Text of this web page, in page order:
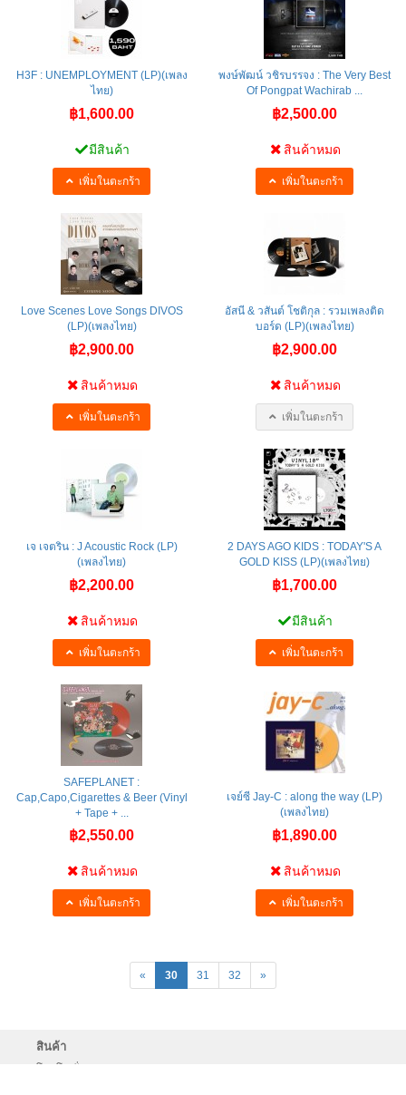
H3F : UNEMPLOYMENT (LP)(เพลง
ไทย)
฿1,600.00
มีสินค้า
เพิ่มในตะกร้า
พงษ์พัฒน์ วชิรบรรจง : The Very Best
Of Pongpat Wachirab ...
฿2,500.00
สินค้าหมด
เพิ่มในตะกร้า
Love Scenes Love Songs DIVOS
(LP)(เพลงไทย)
฿2,900.00
สินค้าหมด
เพิ่มในตะกร้า
อัสนี & วสันต์ โชติกุล : รวมเพลงติด
บอร์ด (LP)(เพลงไทย)
฿2,900.00
สินค้าหมด
เพิ่มในตะกร้า
เจ เจตริน : J Acoustic Rock (LP)
(เพลงไทย)
฿2,200.00
สินค้าหมด
เพิ่มในตะกร้า
2 DAYS AGO KIDS : TODAY'S A
GOLD KISS (LP)(เพลงไทย)
฿1,700.00
มีสินค้า
เพิ่มในตะกร้า
SAFEPLANET :
Cap,Capo,Cigarettes & Beer (Vinyl
+ Tape + ...
฿2,550.00
สินค้าหมด
เพิ่มในตะกร้า
เจย์ซี Jay-C : along the way (LP)
(เพลงไทย)
฿1,890.00
สินค้าหมด
เพิ่มในตะกร้า
« 30 31 32 »
สินค้า